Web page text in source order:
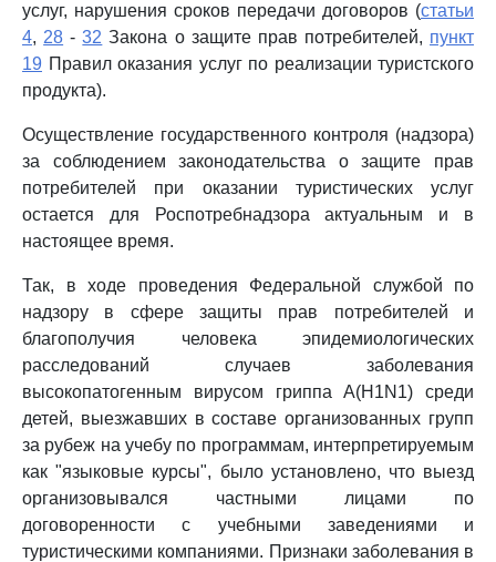
услуг, нарушения сроков передачи договоров (статьи
4, 28 -32 Закона о защите прав потребителей, пункт
19 Правил оказания услуг по реализации туристского
продукта).
Осуществление государственного контроля (надзора)
за соблюдением законодательства о защите прав
потребителей при оказании туристических услуг
остается для Роспотребнадзора актуальным и в
настоящее время.
Так, в ходе проведения Федеральной службой по
надзору в сфере защиты прав потребителей и
благополучия человека эпидемиологических
расследований случаев заболевания
высокопатогенным вирусом гриппа A(H1N1) среди
детей, выезжавших в составе организованных групп
за рубеж на учебу по программам, интерпретируемым
как "языковые курсы", было установлено, что выезд
организовывался частными лицами по
договоренности с учебными заведениями и
туристическими компаниями. Признаки заболевания в